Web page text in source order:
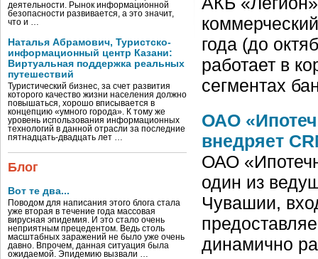
деятельности. Рынок информационной
безопасности развивается, а это значит,
что и …
Наталья Абрамович, Туристско-
информационный центр Казани:
Виртуальная поддержка реальных
путешествий
Туристический бизнес, за счет развития
которого качество жизни населения должно
повышаться, хорошо вписывается в
концепцию «умного города». К тому же
уровень использования информационных
технологий в данной отрасли за последние
пятнадцать-двадцать лет …
Блог
Вот те два...
Поводом для написания этого блога стала
уже вторая в течение года массовая
вирусная эпидемия. И это стало очень
неприятным прецедентом. Ведь столь
масштабных заражений не было уже очень
давно. Впрочем, данная ситуация была
ожидаемой. Эпидемию вызвали …
года (до
работает в
сегментах
ОАО
внедряет
ОАО
один из
Чувашии,
динамично